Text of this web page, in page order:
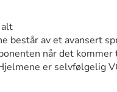
består av et avansert
når det
er selvfølgelig